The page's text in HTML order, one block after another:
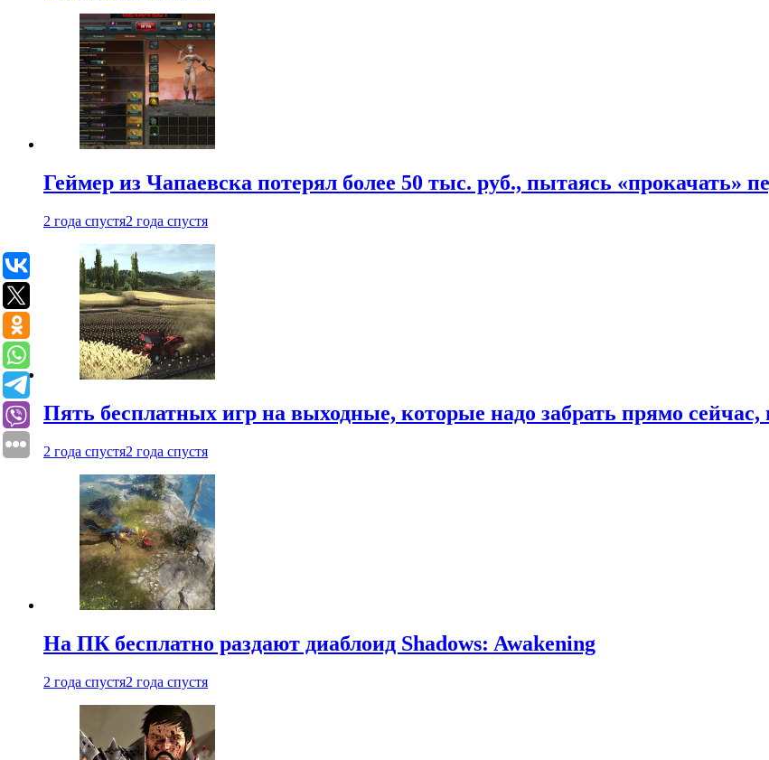
Геймер из Чапаевска потерял более 50 тыс. руб., пытаясь «прокачать»
2 года спустя2 года спустя
Пять бесплатных игр на выходные, которые надо забрать прямо сейчас,
2 года спустя2 года спустя
На ПК бесплатно раздают диаблоид Shadows: Awakening
2 года спустя2 года спустя